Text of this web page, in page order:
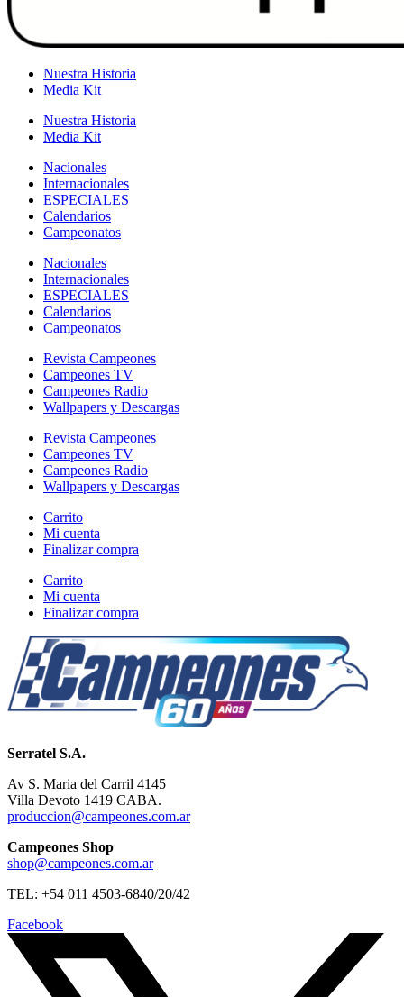
Nuestra Historia
Media Kit
Nuestra Historia
Media Kit
Nacionales
Internacionales
ESPECIALES
Calendarios
Campeonatos
Nacionales
Internacionales
ESPECIALES
Calendarios
Campeonatos
Revista Campeones
Campeones TV
Campeones Radio
Wallpapers y Descargas
Revista Campeones
Campeones TV
Campeones Radio
Wallpapers y Descargas
Carrito
Mi cuenta
Finalizar compra
Carrito
Mi cuenta
Finalizar compra
Serratel S.A.
Av S. Maria del Carril 4145
Villa Devoto 1419 CABA.
produccion@campeones.com.ar
Campeones Shop
shop@campeones.com.ar
TEL: +54 011 4503-6840/20/42
Facebook